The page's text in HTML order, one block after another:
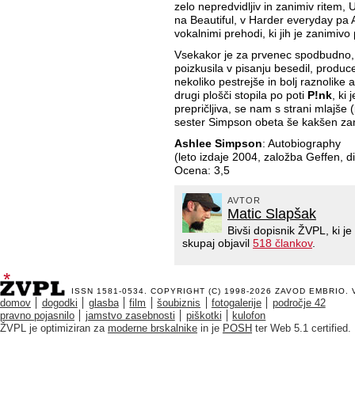
zelo nepredvidljiv in zanimiv ritem,
na Beautiful, v Harder everyday pa
vokalnimi prehodi, ki jih je zanimivo
Vsekakor je za prvenec
poizkusila v pisanju besedil,
nekoliko pestrejše in bolj raznolike
drugi plošči stopila po poti P!nk, ki
prepričljiva, se nam s strani mlajše
sester Simpson obeta še kakšen
Ashlee Simpson: Autobiography
(leto izdaje 2004, založba Geffen,
Ocena: 3,5
AVTOR
Matic Slapšak
Bivši dopisnik ŽVPL, ki
skupaj objavil 518 člankov.
ISSN 1581-0534. COPYRIGHT (C) 1998-2026 ZAVOD EMBRIO .
domov dogodki glasba film šoubiznis fotogalerije
področje 42
pravno pojasnilo
jamstvo zasebnosti piškotki
kulofon
ŽVPL je optimiziran za moderne brskalnike in je POSH ter Web 5.1 certified.